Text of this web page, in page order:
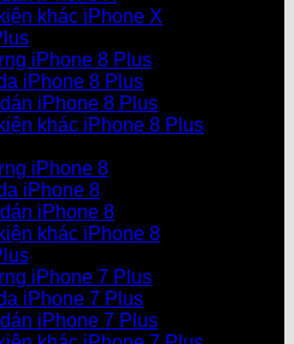
khác iPhone X
iPhone 8 Plus
iPhone 8 Plus
iPhone 8 Plus
khác iPhone 8 Plus
iPhone 8
iPhone 8
iPhone 8
khác iPhone 8
iPhone 7 Plus
iPhone 7 Plus
iPhone 7 Plus